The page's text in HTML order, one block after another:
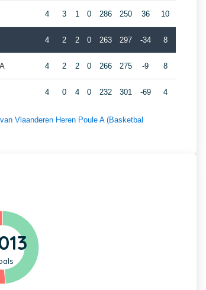
4 3 1 0 286 250 36 10
4 2 2 0 263 297 -34 8
4 2 2 0 266 275 -9 8
4 0 4 0 232 301 -69 4
Vlaanderen Heren Poule A (Basketbal